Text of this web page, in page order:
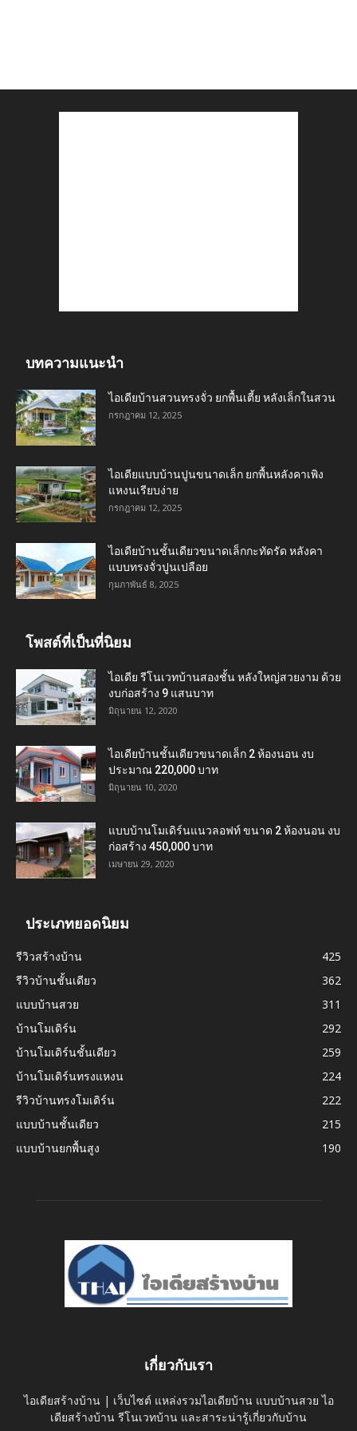
บทความแนะนำ
ไอเดียบ้านสวนทรงจั่ว ยกพื้นเตี้ย หลังเล็กในสวน
กรกฎาคม 12, 2025
ไอเดียแบบบ้านปูนขนาดเล็ก ยกพื้นหลังคาเพิง
แหงนเรียบง่าย
กรกฎาคม 12, 2025
ไอเดียบ้านชั้นเดียวขนาดเล็กกะทัดรัด หลังคา
แบบทรงจั่วปูนเปลือย
กุมภาพันธ์ 8, 2025
โพสต์ที่เป็นที่นิยม
ไอเดีย รีโนเวทบ้านสองชั้น หลังใหญ่สวยงาม ด้วย
งบก่อสร้าง 9 แสนบาท
มิถุนายน 12, 2020
ไอเดียบ้านชั้นเดียวขนาดเล็ก 2 ห้องนอน งบ
ประมาณ 220,000 บาท
มิถุนายน 10, 2020
แบบบ้านโมเดิร์นแนวลอฟท์ ขนาด 2 ห้องนอน งบ
ก่อสร้าง 450,000 บาท
เมษายน 29, 2020
ประเภทยอดนิยม
รีวิวสร้างบ้าน
425
รีวิวบ้านชั้นเดียว
362
แบบบ้านสวย
311
บ้านโมเดิร์น
292
บ้านโมเดิร์นชั้นเดียว
259
บ้านโมเดิร์นทรงแหงน
224
รีวิวบ้านทรงโมเดิร์น
222
แบบบ้านชั้นเดียว
215
แบบบ้านยกพื้นสูง
190
เกี่ยวกับเรา
ไอเดียสร้างบ้าน | เว็บไซต์ แหล่งรวมไอเดียบ้าน แบบบ้านสวย ไอ
เดียสร้างบ้าน รีโนเวทบ้าน และสาระน่ารู้เกี่ยวกับบ้าน